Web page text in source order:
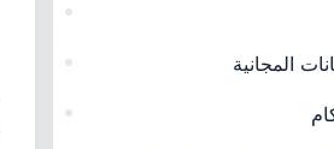
المجانية